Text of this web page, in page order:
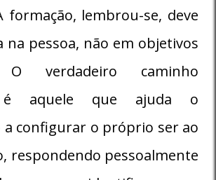
formação, lembrou-se, deve
na pessoa, não em objetivos
O verdadeiro caminho
é aquele que ajuda o
a configurar o próprio ser ao
respondendo pessoalmente